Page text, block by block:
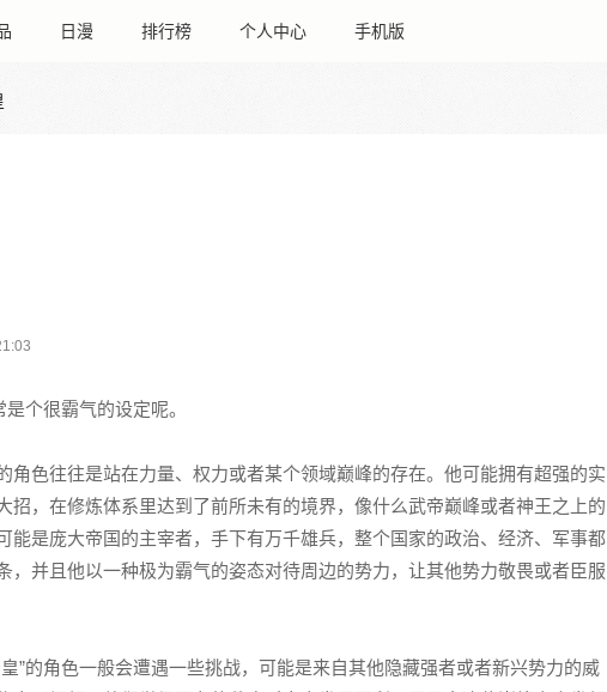
日漫 排行榜 个人中心 手机版
个很霸气的设定呢。
角色往往是站在力量、权力或者某个领域巅峰的存在。他可能拥有超强的实
招，在修炼体系里达到了前所未有的境界，像什么武帝巅峰或者神王之上的
能是庞大帝国的主宰者，手下有万千雄兵，整个国家的政治、经济、军事都
，并且他以一种极为霸气的姿态对待周边的势力，让其他势力敬畏或者臣服
”的角色一般会遭遇一些挑战，可能是来自其他隐藏强者或者新兴势力的威